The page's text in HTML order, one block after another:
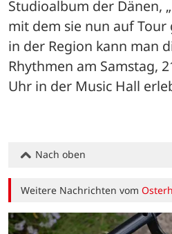
Studioalbum der Dänen,
mit dem sie nun auf Tour
in der Region kann man
Rhythmen am Samstag,
Uhr in der Music Hall
Nach oben
Weitere Nachrichten vom